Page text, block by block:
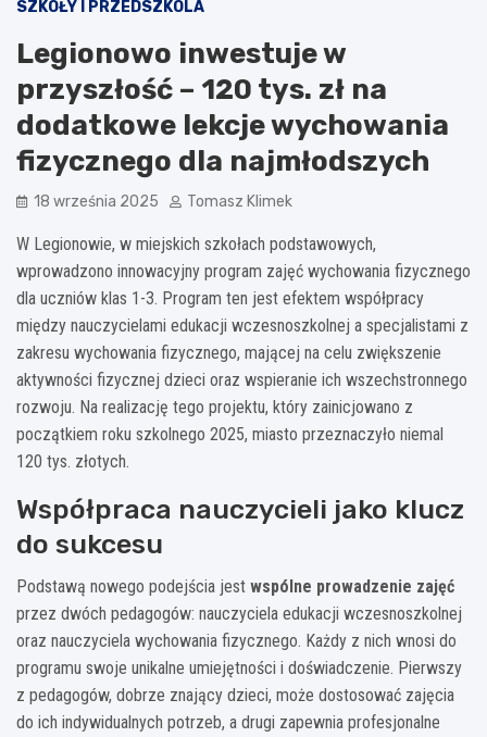
SZKOŁY I PRZEDSZKOLA
Legionowo inwestuje w
przyszłość – 120 tys. zł na
dodatkowe lekcje wychowania
fizycznego dla najmłodszych
18 września 2025 Tomasz Klimek
W Legionowie, w miejskich szkołach podstawowych,
wprowadzono innowacyjny program zajęć wychowania fizycznego
dla uczniów klas 1-3. Program ten jest efektem współpracy
między nauczycielami edukacji wczesnoszkolnej a specjalistami z
zakresu wychowania fizycznego, mającej na celu zwiększenie
aktywności fizycznej dzieci oraz wspieranie ich wszechstronnego
rozwoju. Na realizację tego projektu, który zainicjowano z
początkiem roku szkolnego 2025, miasto przeznaczyło niemal
120 tys. złotych.
Współpraca nauczycieli jako klucz
do sukcesu
Podstawą nowego podejścia jest wspólne prowadzenie zajęć
przez dwóch pedagogów: nauczyciela edukacji wczesnoszkolnej
oraz nauczyciela wychowania fizycznego. Każdy z nich wnosi do
programu swoje unikalne umiejętności i doświadczenie. Pierwszy
z pedagogów, dobrze znający dzieci, może dostosować zajęcia
do ich indywidualnych potrzeb, a drugi zapewnia profesjonalne